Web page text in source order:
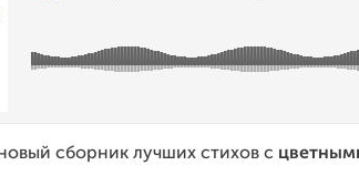
сборник лучших стихов с